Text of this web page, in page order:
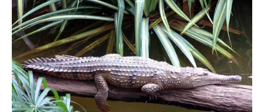
法者 避開環保監管2022年開始，美國加州、馬里蘭州、明
尼蘇達州等陸續提出限制使用PFAS的法規。4月，眾議會
議員提出「永久化學品監管和責任法」（ FCRAA），希
望10年內逐步淘汰所有非必要用途的PFAS。因應這些限
制，美國半導體產業協會（SIA）成員與供應鏈組成PFAS
聯盟（PFAS Consortium），且於去（2023）年提出報
告，聲稱尋找更安全的替代品「幾乎是不可能的」，並警